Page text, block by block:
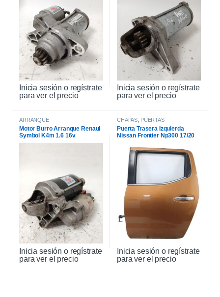
Inicia sesión o regístrate
para ver el precio
Inicia sesión o regístrate
para ver el precio
ARRANQUE
Motor Burro Arranque Renaul
Symbol K4m 1.6 16v
Inicia sesión o regístrate
para ver el precio
CHAPAS PUERTAS
Puerta Trasera Izquierda
Nissan Frontier Np300 17/20
Inicia sesión o regístrate
para ver el precio